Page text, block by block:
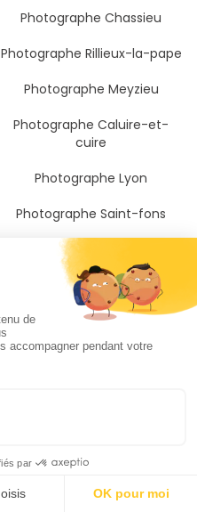
Photographe Chassieu
Photographe Rillieux-la-pape
Photographe Meyzieu
Photographe Caluire-et-
cuire
Photographe Lyon
Photographe Saint-fons
Photographe Tassin-la-
demi-lune
Photographe Oullins
Photographe Mions